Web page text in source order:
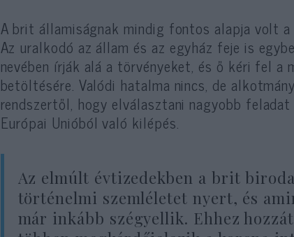
A brit államiságnak mindig fontos alapja volt
Az uralkodó az állam és az egyház feje is
nevében írják alá a törvényeket, és ő kéri fel
betöltésére. Valódi hatalma nincs, de
rendszertől, hogy elválasztani nagyobb
Európai Unióból való kilépés.
Az elmúlt évtizedekben a brit
történelmi szemléletet nyert, és
már inkább szégyellik. Ehhez